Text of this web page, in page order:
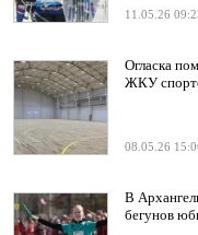
11.05.26
Огласка
ЖКУ
08.05.26
В
бегунов